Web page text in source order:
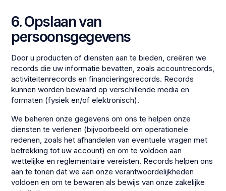
6. Opslaan van
persoonsgegevens
Door u producten of diensten aan te bieden, creëren we
records die uw informatie bevatten, zoals accountrecords,
activiteitenrecords en financieringsrecords. Records
kunnen worden bewaard op verschillende media en
formaten (fysiek en/of elektronisch).
We beheren onze gegevens om ons te helpen onze
diensten te verlenen (bijvoorbeeld om operationele
redenen, zoals het afhandelen van eventuele vragen met
betrekking tot uw account) en om te voldoen aan
wettelijke en reglementaire vereisten. Records helpen ons
aan te tonen dat we aan onze verantwoordelijkheden
voldoen en om te bewaren als bewijs van onze zakelijke